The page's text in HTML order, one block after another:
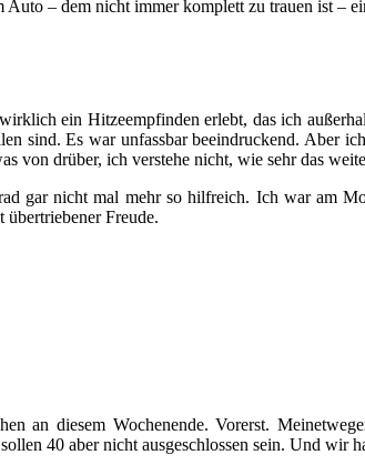
– dem nicht immer komplett zu trauen ist –
ein Hitzeempfinden erlebt, das ich
sind. Es war unfassbar beeindruckend. Aber
von drüber, ich verstehe nicht, wie sehr das
gar nicht mal mehr so hilfreich. Ich war am
Freude.
an diesem Wochenende. Vorerst.
40 aber nicht ausgeschlossen sein. Und wir